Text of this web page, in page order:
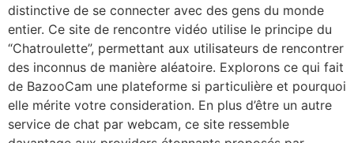
distinctive de se connecter avec des gens du monde
entier. Ce site de rencontre vidéo utilise le principe du
“Chatroulette”, permettant aux utilisateurs de rencontrer
des inconnus de manière aléatoire. Explorons ce qui fait
de BazooCam une plateforme si particulière et pourquoi
elle mérite votre consideration. En plus d’être un autre
service de chat par webcam, ce site ressemble